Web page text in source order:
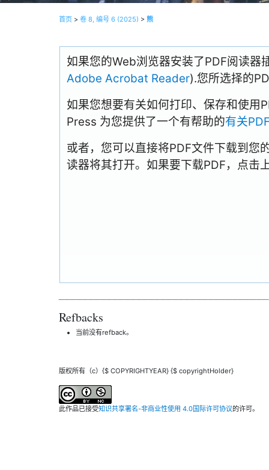
首页 > 卷 8, 编号 6 (2025) > 熊
如果您的Web浏览器安装了PDF阅读器
Adobe Acrobat Reader).您所选择的
如果您想要有关如何打印、保存和使用
Press 为您提供了一个有帮助的有关
或者，您可以直接将PDF文件下载到您
读器将其打开。如果要下载PDF，点击
Refbacks
当前没有refback。
版权所有（c）{$ COPYRIGHTYEAR} {$ copyrightHolder}
此作品已接受知识共享署名-非商业性使用 4.0国际许可协议的许可。